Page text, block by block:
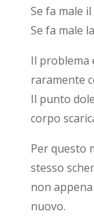
Se fa male
Se fa male
Il problema
raramente
Il punto
corpo
Per questo
stesso
non appena
nuovo.